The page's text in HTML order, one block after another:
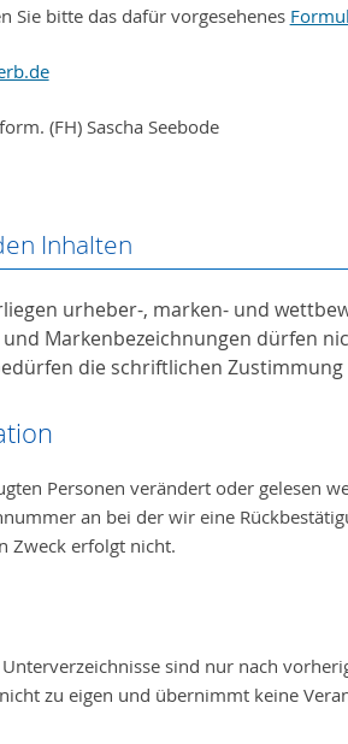
Sie bitte das dafür vorgesehenes
(FH) Sascha Seebode
Inhalten
urheber-, marken- und
Markenbezeichnungen dürfen
die schriftlichen Zustimmung
Personen verändert oder gelesen
an bei der wir eine
Zweck erfolgt nicht.
sind nur nach
zu eigen und übernimmt keine